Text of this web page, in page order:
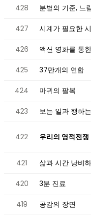
428 분별의 기준, 느
427 시계가 필요한
426 액션 영화를 통
425 37만개의 연합
424 마귀의 팔복
423 보는 일과 행하
422 우리의 영적전쟁
421 삶과 시간 낭비
420 3분 진료
419 공감의 장면